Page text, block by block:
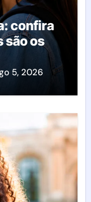
confira
são os
5, 2026